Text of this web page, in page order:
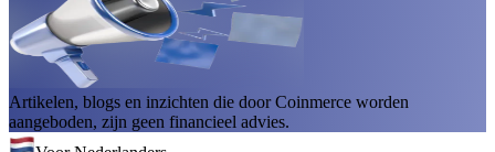
Artikelen, blogs en inzichten die door Coinmerce worden
aangeboden, zijn geen financieel advies.